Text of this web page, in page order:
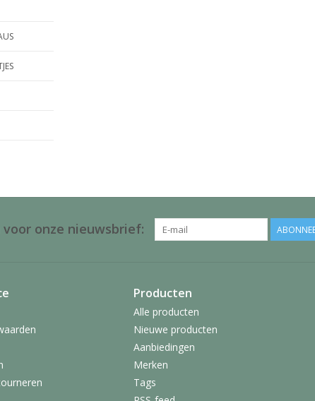
onze nieuwsbrief:
Producten
Alle producten
Nieuwe producten
Aanbiedingen
Merken
Tags